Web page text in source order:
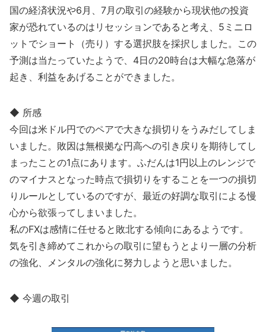
国の経済状況や6月、7月の取引の経験から現状他の投資
家が恐れているのはリセッションであると考え、5ミニロ
ットでショート（売り）する選択肢を採択しました。この
予測は当たっていたようで、4日の20時台は大幅な急落が
起き、利益をあげることができました。
◆ 所感
今回は米ドル円でのペアで大きな損切りをうみだしてしま
いました。敗因は無根拠な円高への引き戻りを期待してし
まったことの1点にあります。ふだんは1円以上のレンジで
のマイナスとなった時点で損切りをすることを一つの損切
りルールとしているのですが、最近の好調な取引による慢
心から欲張ってしまいました。
私のFXは感情に任せると敗北する傾向にあるようです。
気を引き締めてこれからの取引に望もうとより一層の分析
の強化、メンタルの強化に努力しようと思いました。
◆ 今週の取引